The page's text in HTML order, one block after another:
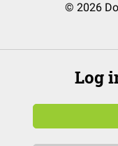
© 2026
Log